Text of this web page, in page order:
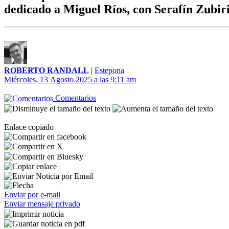
dedicado a Miguel Ríos, con Serafín
ROBERTO RANDALL | Estepona
Miércoles, 13 Agosto 2025 a las 9:11 am
Comentarios
Enlace copiado
Enviar por e-mail
Enviar mensaje privado